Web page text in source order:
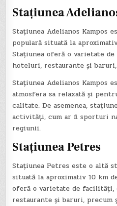
Stațiunea
Stațiunea Adelianos Kampos
populară situată la
Stațiunea oferă o varietate
hoteluri, restaurante și
Stațiunea Adelianos Kampos
atmosfera sa relaxată și
calitate. De asemenea,
activități, cum ar fi sporturi
regiunii.
Stațiunea Petres
Stațiunea Petres este o altă
situată la aproximativ 10 km
oferă o varietate de facilități,
restaurante și baruri, precum